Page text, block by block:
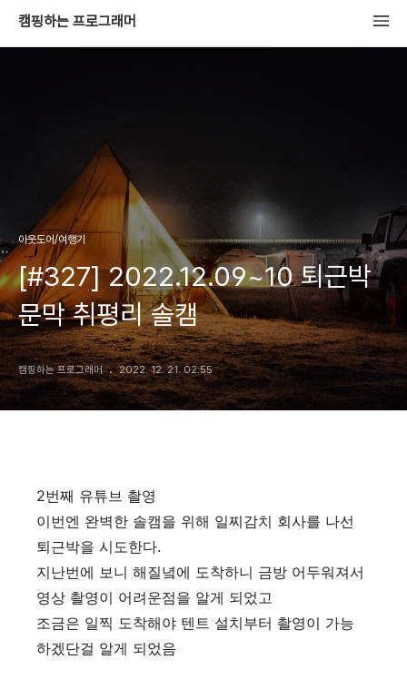
캠핑하는 프로그래머
아웃도어/여행기
[#327] 2022.12.09~10 퇴근박
문막 취평리 솔캠
캠핑하는 프로그래머 2022. 12. 21. 02:55
2번째 유튜브 촬영
이번엔 완벽한 솔캠을 위해 일찌감치 회사를 나선
퇴근박을 시도한다.
지난번에 보니 해질녘에 도착하니 금방 어두워져서
영상 촬영이 어려운점을 알게 되었고
조금은 일찍 도착해야 텐트 설치부터 촬영이 가능
하겠단걸 알게 되었음